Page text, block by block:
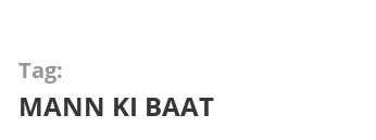
Tag:
MANN KI BAAT